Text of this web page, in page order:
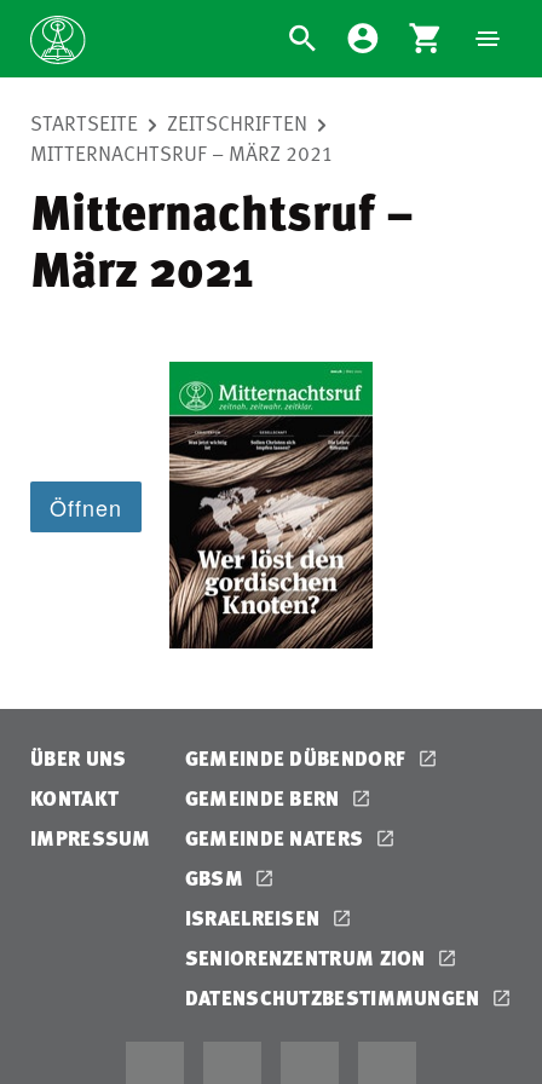
STARTSEITE
ZEITSCHRIFTEN
MITTERNACHTSRUF – MÄRZ 2021
Mitternachtsruf –
März 2021
ÜBER UNS
KONTAKT
IMPRESSUM
GEMEINDE DÜBENDORF
GEMEINDE BERN
GEMEINDE NATERS
GBSM
ISRAELREISEN
SENIORENZENTRUM ZION
DATENSCHUTZBESTIMMUNGEN